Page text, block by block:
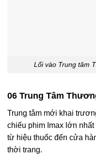
Lối vào Trung tâm
06 Trung Tâm
Trung tâm mới khai
chiếu phim Imax lớn
từ hiệu thuốc đến cửa
thời trang.